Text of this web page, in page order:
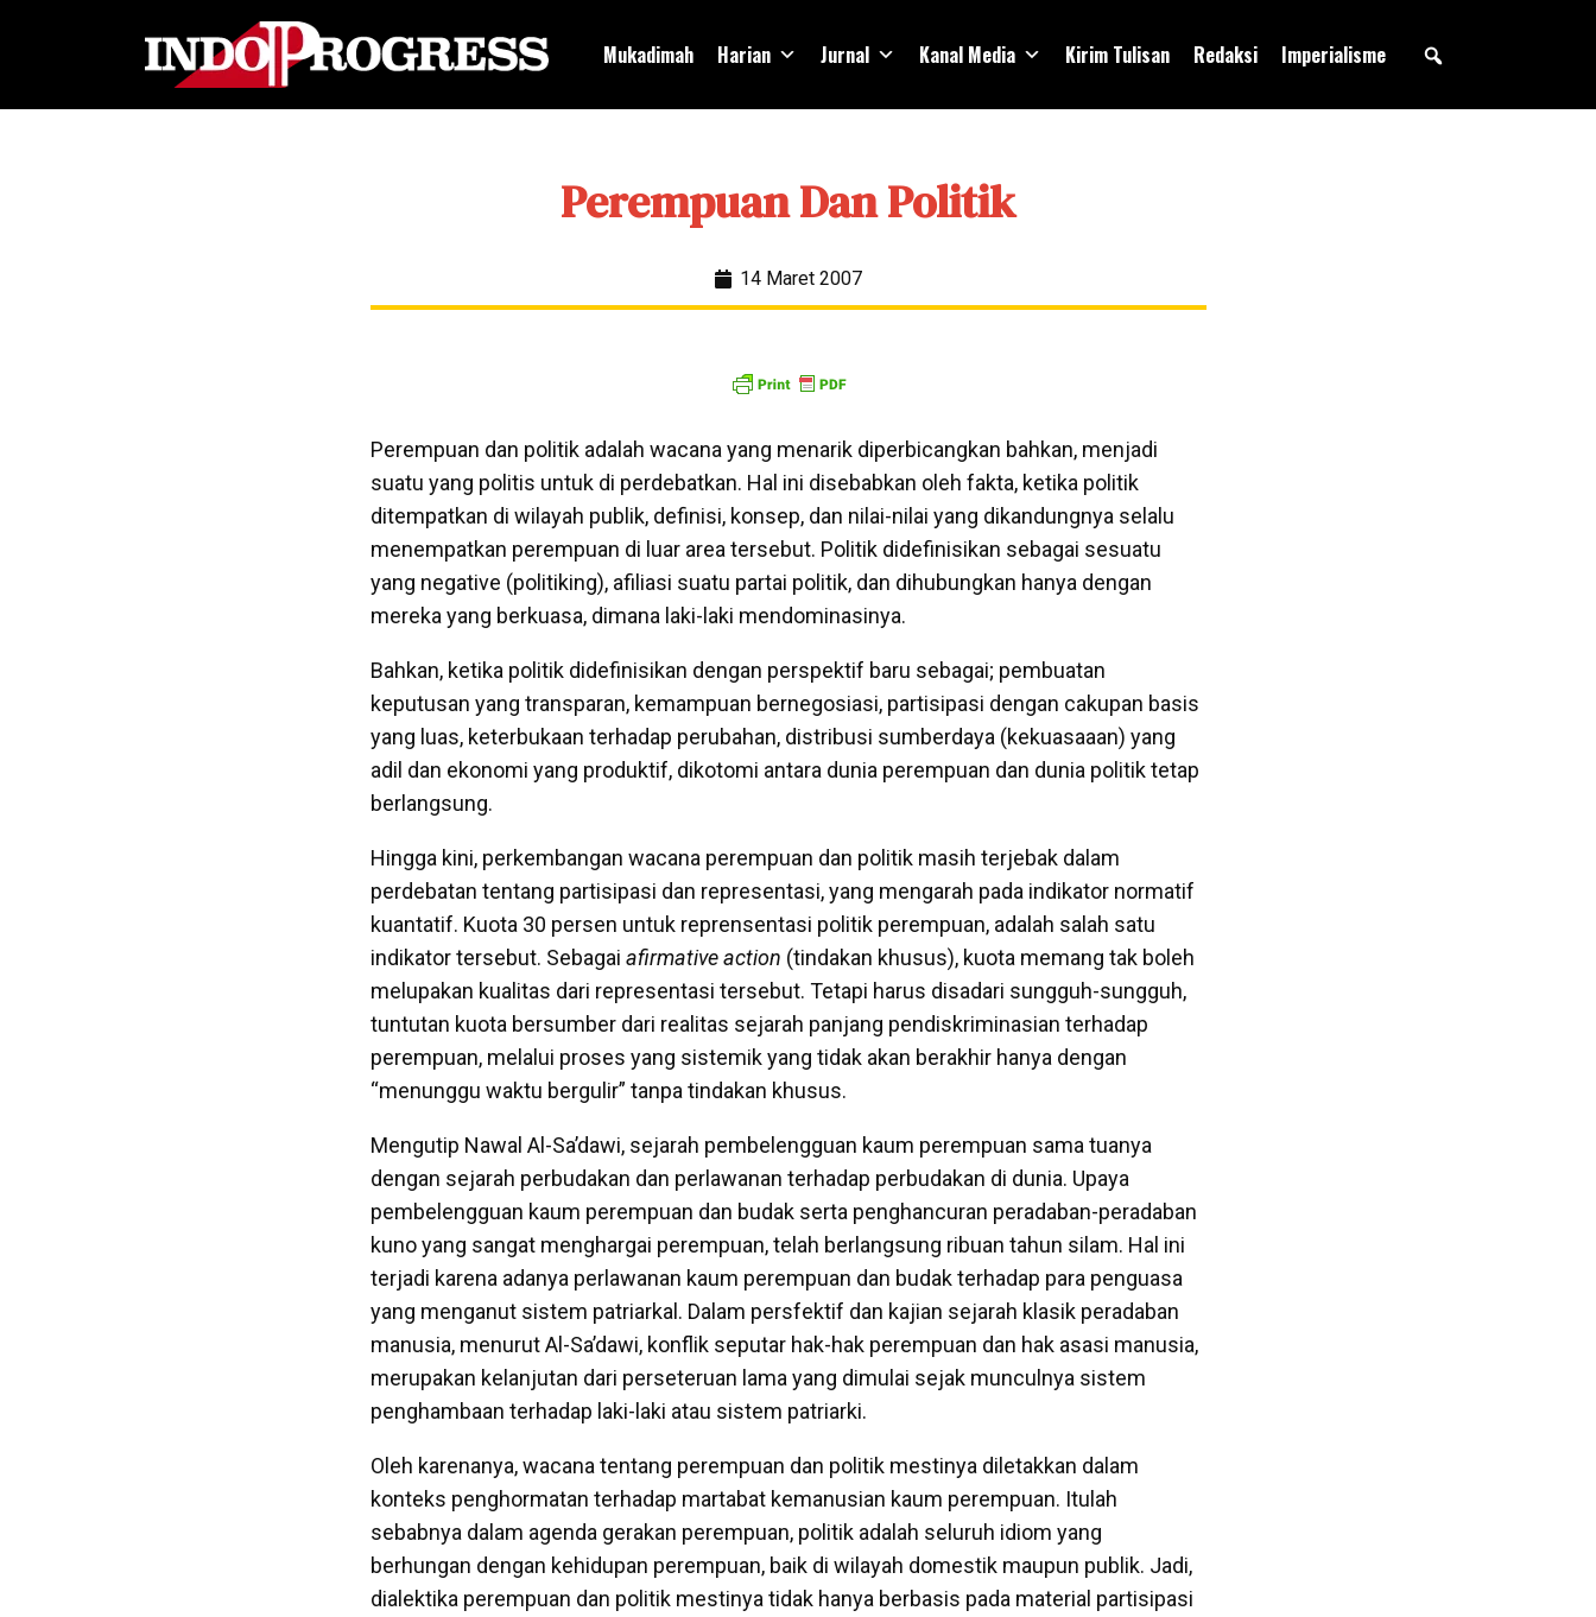
Mukadimah Harian Jurnal Kanal Media Kirim Tulisan Redaksi Imperialisme
Perempuan Dan Politik
14 Maret 2007
Perempuan dan politik adalah wacana yang menarik diperbicangkan bahkan, menjadi
suatu yang politis untuk di perdebatkan. Hal ini disebabkan oleh fakta, ketika politik
ditempatkan di wilayah publik, definisi, konsep, dan nilai-nilai yang dikandungnya selalu
menempatkan perempuan di luar area tersebut. Politik didefinisikan sebagai sesuatu
yang negative (politiking), afiliasi suatu partai politik, dan dihubungkan hanya dengan
mereka yang berkuasa, dimana laki-laki mendominasinya.
Bahkan, ketika politik didefinisikan dengan perspektif baru sebagai; pembuatan
keputusan yang transparan, kemampuan bernegosiasi, partisipasi dengan cakupan basis
yang luas, keterbukaan terhadap perubahan, distribusi sumberdaya (kekuasaaan) yang
adil dan ekonomi yang produktif, dikotomi antara dunia perempuan dan dunia politik tetap
berlangsung.
Hingga kini, perkembangan wacana perempuan dan politik masih terjebak dalam
perdebatan tentang partisipasi dan representasi, yang mengarah pada indikator normatif
kuantatif. Kuota 30 persen untuk reprensentasi politik perempuan, adalah salah satu
indikator tersebut. Sebagai afirmative action (tindakan khusus), kuota memang tak boleh
melupakan kualitas dari representasi tersebut. Tetapi harus disadari sungguh-sungguh,
tuntutan kuota bersumber dari realitas sejarah panjang pendiskriminasian terhadap
perempuan, melalui proses yang sistemik yang tidak akan berakhir hanya dengan
“menunggu waktu bergulir” tanpa tindakan khusus.
Mengutip Nawal Al-Sa’dawi, sejarah pembelengguan kaum perempuan sama tuanya
dengan sejarah perbudakan dan perlawanan terhadap perbudakan di dunia. Upaya
pembelengguan kaum perempuan dan budak serta penghancuran peradaban-peradaban
kuno yang sangat menghargai perempuan, telah berlangsung ribuan tahun silam. Hal ini
terjadi karena adanya perlawanan kaum perempuan dan budak terhadap para penguasa
yang menganut sistem patriarkal. Dalam persfektif dan kajian sejarah klasik peradaban
manusia, menurut Al-Sa’dawi, konflik seputar hak-hak perempuan dan hak asasi manusia,
merupakan kelanjutan dari perseteruan lama yang dimulai sejak munculnya sistem
penghambaan terhadap laki-laki atau sistem patriarki.
Oleh karenanya, wacana tentang perempuan dan politik mestinya diletakkan dalam
konteks penghormatan terhadap martabat kemanusian kaum perempuan. Itulah
sebabnya dalam agenda gerakan perempuan, politik adalah seluruh idiom yang
berhungan dengan kehidupan perempuan, baik di wilayah domestik maupun publik. Jadi,
dialektika perempuan dan politik mestinya tidak hanya berbasis pada material partisipasi